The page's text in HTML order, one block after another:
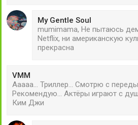
My Gentle Soul
mumimama, Не пытаюсь
Netflix, ни американскую
прекрасна
VMM
Ааааа... Триллер... Смотрю с
Рекомендую... Актёры играют с
Ким Джи